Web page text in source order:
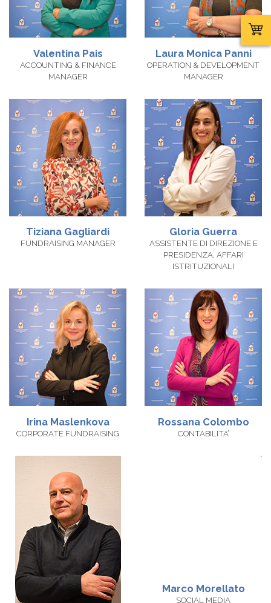
Valentina Pais
ACCOUNTING & FINANCE
MANAGER
Laura MonicaPanni
OPERATION & DEVELOPMENT
MANAGER
Tiziana Gagliardi
FUNDRAISING MANAGER
Gloria Guerra
ASSISTENTE DI DIREZIONE E
PRESIDENZA, AFFARI
ISTRITUZIONALI
Irina Maslenkova
CORPORATE FUNDRAISING
Rossana Colombo
CONTABILITA’
Marco Morellato
SOCIAL MEDIA